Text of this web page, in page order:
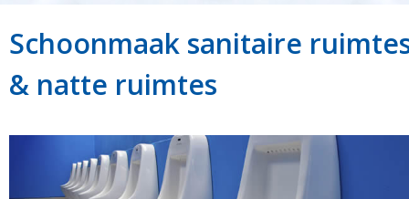
Schoonmaak sanitaire
& natte ruimtes